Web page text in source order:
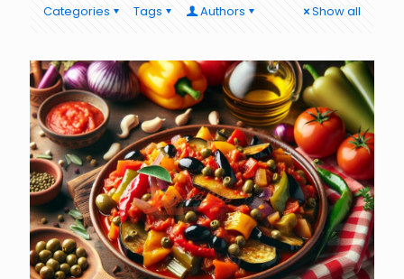
Categories Tags Authors Show all